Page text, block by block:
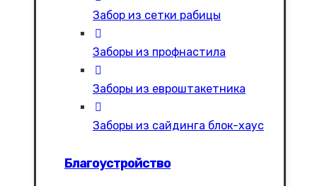
Забор из сетки рабицы
Заборы из профнастила
Заборы из евроштакетника
Заборы из сайдинга блок-хаус
Благоустройство